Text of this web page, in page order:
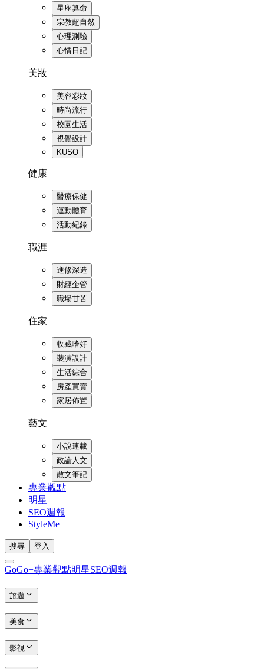
星座算命
宗教超自然
心理測驗
心情日記
美妝
美容彩妝
時尚流行
校園生活
視覺設計
KUSO
健康
醫療保健
運動體育
活動紀錄
職涯
進修深造
財經企管
職場甘苦
住家
收藏嗜好
裝潢設計
生活綜合
房產買賣
家居佈置
藝文
小說連載
政論人文
散文筆記
專業觀點
明星
SEO週報
StyleMe
搜尋 登入
GoGo+專業觀點明星SEO週報
旅遊
美食
影視